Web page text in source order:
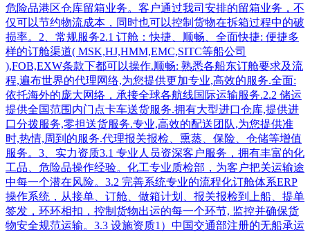
危险品港区仓库留箱业务。客户通过我司安排的留箱业务，不
仅可以节约物流成本，同时也可以控制货物在拆箱过程中的破
损率。2、常规服务2.1 订舱：快捷、顺畅、全面快捷: 便捷多
样的订舱渠道( MSK,HJ,HMM,EMC,SITC等船公司
),FOB,EXW条款下都可以操作.顺畅: 熟悉各船东订舱要求及流
程,遍布世界的代理网络,为您提供更加专业,高效的服务.全面:
依托海外的庞大网络，承接全球各航线国际运输服务.2.2 储运
提供全国范围内门点卡车送货服务.拥有大型进口仓库,提供进
口分拨服务,零担送货服务.专业,高效的配送团队,为您提供准
时,热情,周到的服务.代理报关报检、熏蒸、保险、仓储等增值
服务。3、实力资质3.1 专业人员资深客户服务，拥有丰富的化
工品、危险品操作经验。化工专业质检部，为客户把关运输途
中每一个潜在风险。3.2 完善系统专业的流程化订舱体系ERP
操作系统，从接单、订舱、做箱计划、报关报检到上船、提单
签发，环环相扣，控制货物出运的每一个环节, 监控并确保货
物安全规范运输。3.3 设施资质1）中国交通部注册的无船承运